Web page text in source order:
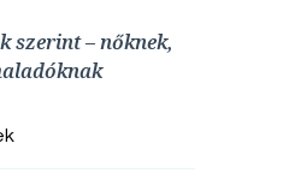
szerint – nőknek,